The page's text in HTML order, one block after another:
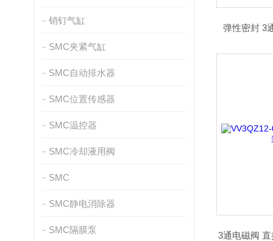
销钉气缸
SMC夹紧气缸
SMC自动排水器
SMC位置传感器
SMC温控器
SMC冷却液用阀
SMC
SMC静电消除器
SMC隔膜泵
弹性密封 3
3通电磁阀